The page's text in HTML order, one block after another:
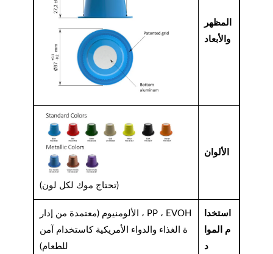
المظهر
والأبعاد
الألوان
(تحتاج موك لكل لون)
استخدا
م الموا
د
PP ، EVOH ، الألومنيوم (معتمدة من إدار
ة الغذاء والدواء الأمريكية كاستخدام آمن
للطعام)